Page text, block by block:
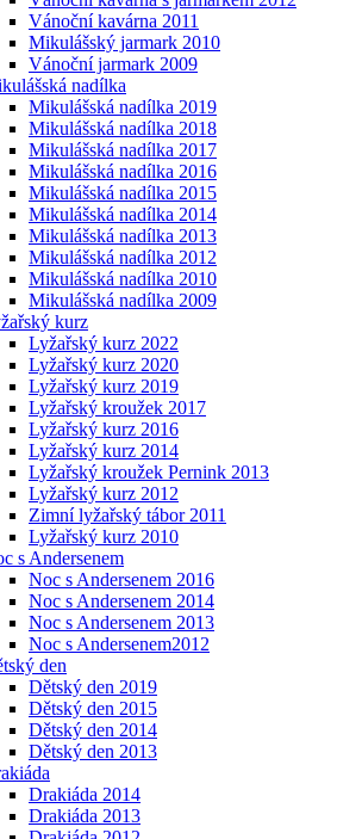
Vánoční kavárna 2011
Mikulášský jarmark 2010
Vánoční jarmark 2009
nadílka
Mikulášská nadílka 2019
Mikulášská nadílka 2018
Mikulášská nadílka 2017
Mikulášská nadílka 2016
Mikulášská nadílka 2015
Mikulášská nadílka 2014
Mikulášská nadílka 2013
Mikulášská nadílka 2012
Mikulášská nadílka 2010
Mikulášská nadílka 2009
kurz
Lyžařský kurz 2022
Lyžařský kurz 2020
Lyžařský kurz 2019
Lyžařský kroužek 2017
Lyžařský kurz 2016
Lyžařský kurz 2014
Lyžařský kroužek Pernink 2013
Lyžařský kurz 2012
Zimní lyžařský tábor 2011
Lyžařský kurz 2010
s Andersenem
Noc s Andersenem 2016
Noc s Andersenem 2014
Noc s Andersenem 2013
Noc s Andersenem2012
den
Dětský den 2019
Dětský den 2015
Dětský den 2014
Dětský den 2013
Drakiáda 2014
Drakiáda 2013